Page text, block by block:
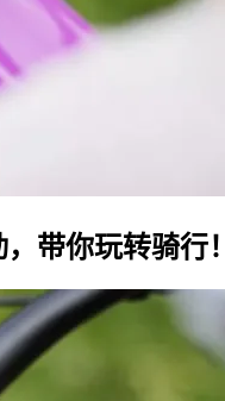
带你玩转骑行！